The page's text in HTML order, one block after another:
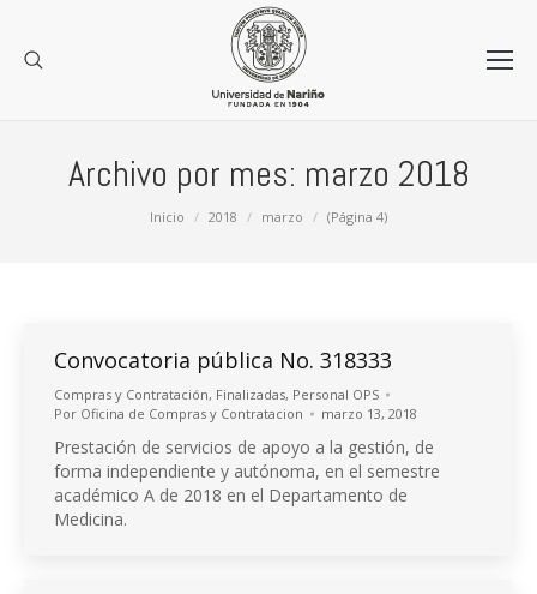
Archivo por mes: marzo 2018
Inicio 2018 marzo (Página 4)
Convocatoria pública No. 318333
Compras y Contratación, Finalizadas, Personal OPS
Por Oficina de Compras y Contratacion marzo 13, 2018
Prestación de servicios de apoyo a la gestión, de
forma independiente y autónoma, en el semestre
académico A de 2018 en el Departamento de
Medicina.